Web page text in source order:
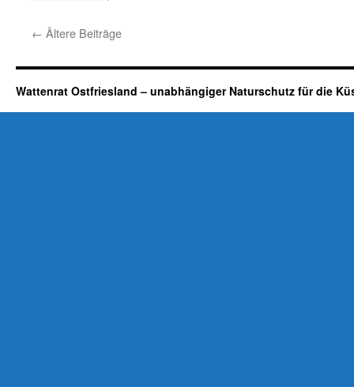
von
der
← Ältere Beiträge
Wattenrat Ostfriesland – unabhängiger Naturschutz für die